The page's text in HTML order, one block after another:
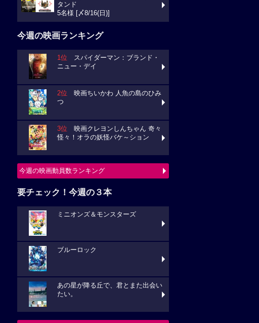
タンド
5名様 [〆8/16(日)]
今週の映画ランキング
1位 スパイダーマン：ブランド・
ニュー・デイ
2位 映画ちいかわ 人魚の島のひみ
つ
3位 映画クレヨンしんちゃん 奇々
怪々！オラの妖怪バケ～ション
今週の映画動員数ランキング
要チェック！今週の３本
ミニオンズ＆モンスターズ
ブルーロック
あの星が降る丘で、君とまた出会い
たい。